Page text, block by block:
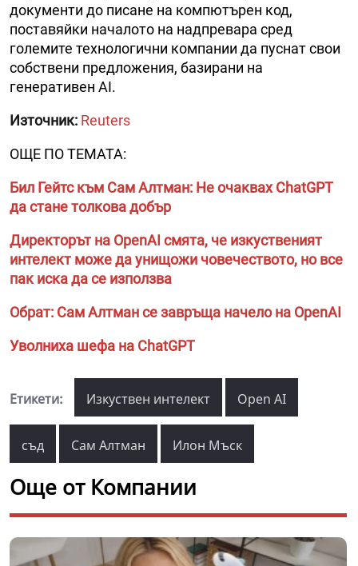
документи до писане на компютърен код,
поставяйки началото на надпревара сред
големите технологични компании да пуснат свои
собствени предложения, базирани на
генеративен AI.
Източник: Reuters
ОЩЕ ПО ТЕМАТА:
Бил Гейтс към Сам Алтман: Не очаквах ChatGPT
да стане толкова добър
Директорът на OpenAI смята, че изкуственият
интелект може да унищожи човечеството, но все
пак иска да се използва
Обрат: Сам Алтман се завръща начело на OpenAI
Уволниха шефа на ChatGPT
Етикети: Изкуствен интелект Open AI
съд Сам Алтман Илон Мъск
Още от Компании